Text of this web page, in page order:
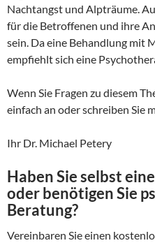
Nachtangst und Alpträume.
für die Betroffenen und ihre
sein. Da eine Behandlung mit
empfiehlt sich eine
Wenn Sie Fragen zu diesem
einfach an oder schreiben Sie
Ihr Dr. Michael Petery
Haben Sie selbst
oder benötigen Sie
Beratung?
Vereinbaren Sie einen